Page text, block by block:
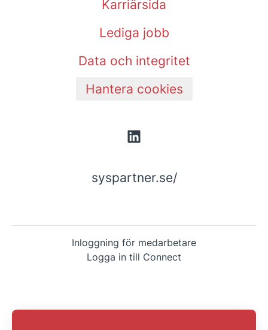
Karriärsida
Lediga jobb
Data och integritet
Hantera cookies
syspartner.se/
Inloggning för medarbetare
Logga in till Connect